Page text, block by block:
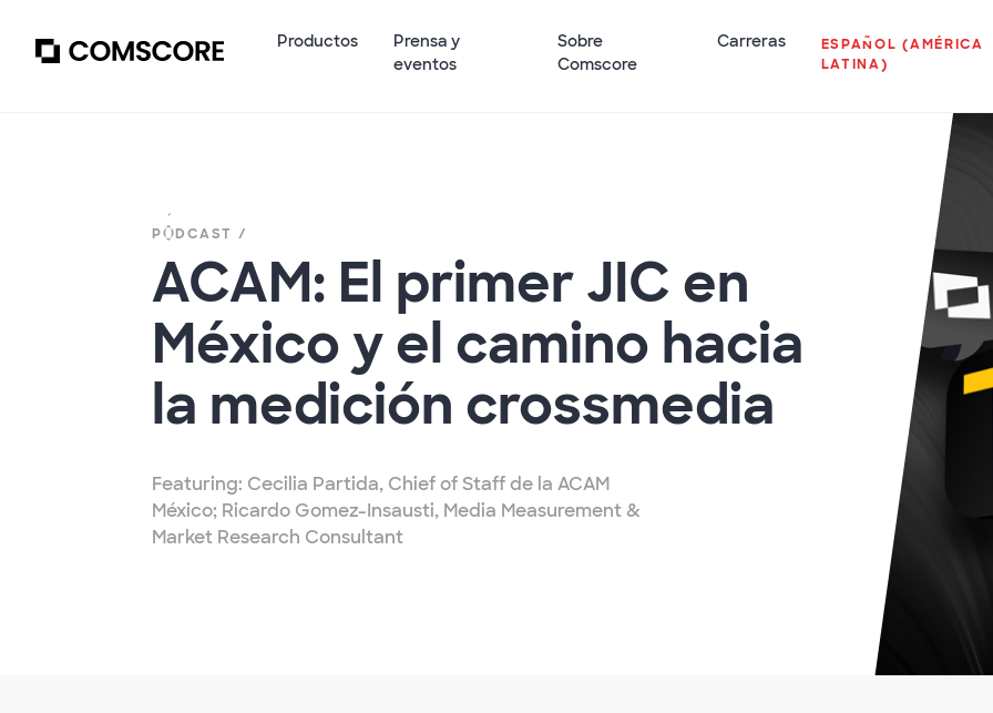
Productos
Prensa y
eventos
Sobre
Comscore
Carreras
ESPAÑOL (AMÉRICA
LATINA)
PÓDCAST /
ACAM: El primer JIC en
México y el camino hacia
la medición crossmedia
Featuring: Cecilia Partida, Chief of Staff de la ACAM
México; Ricardo Gomez-Insausti, Media Measurement &
Market Research Consultant